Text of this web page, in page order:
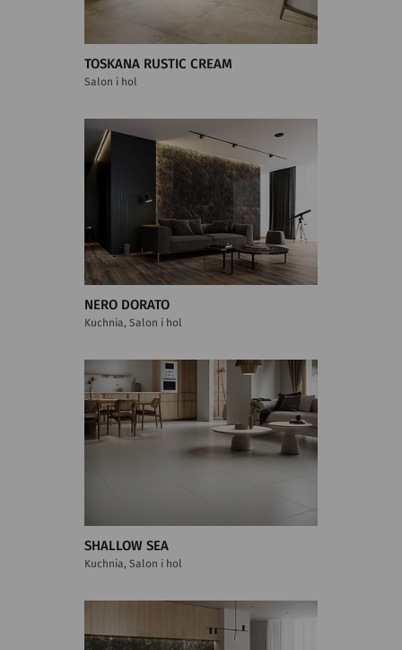
TOSKANA RUSTIC CREAM
Salon i hol
NERO DORATO
Kuchnia, Salon i hol
SHALLOW SEA
Kuchnia, Salon i hol